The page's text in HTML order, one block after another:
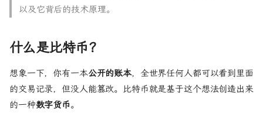
以及它背后的技术原理。
什么是比特币？
想象一下，你有一本公开的账本，全世界任何人都可以看到里面
的交易记录，但没人能篡改。比特币就是基于这个想法创造出来
的一种数字货币。